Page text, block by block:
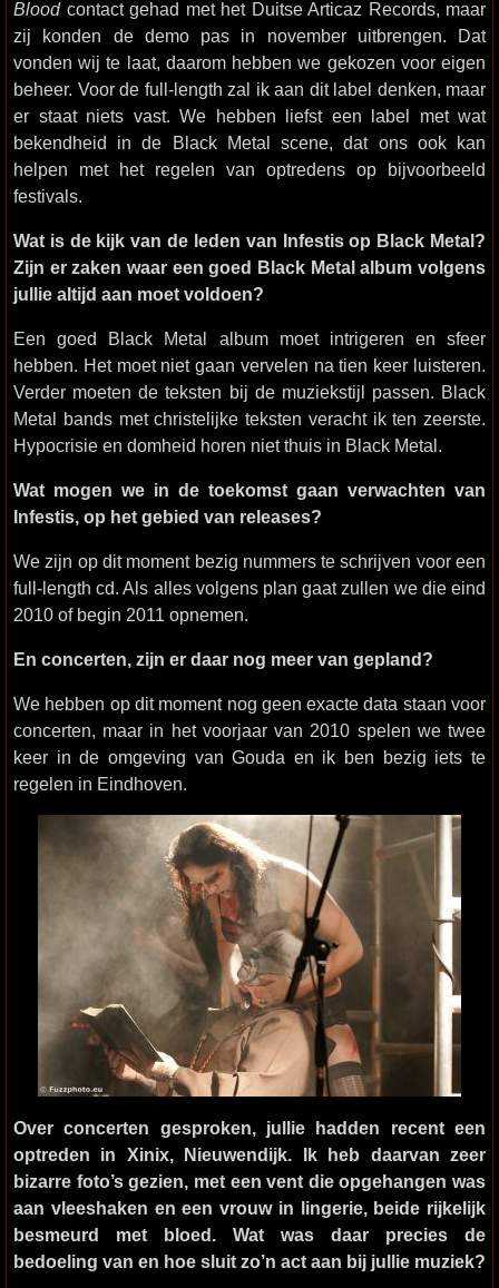
Bloodcontact gehad met het Duitse Articaz Records, maar
zij konden de demo pas in november uitbrengen. Dat
vonden wij te laat, daarom hebben we gekozen voor eigen
beheer. Voor de full-length zal ik aan dit label denken, maar
er staat niets vast. We hebben liefst een label met wat
bekendheid in de Black Metal scene, dat ons ook kan
helpen met het regelen van optredens op bijvoorbeeld
festivals.
Wat is de kijk van de leden van Infestis op Black Metal?
Zijn er zaken waar een goed Black Metal album volgens
jullie altijd aan moet voldoen?
Een goed Black Metal album moet intrigeren en sfeer
hebben. Het moet niet gaan vervelen na tien keer luisteren.
Verder moeten de teksten bij de muziekstijl passen. Black
Metal bands met christelijke teksten veracht ik ten zeerste.
Hypocrisie en domheid horen niet thuis in Black Metal.
Wat mogen we in de toekomst gaan verwachten van
Infestis, op het gebied van releases?
We zijn op dit moment bezig nummers te schrijven voor een
full-length cd. Als alles volgens plan gaat zullen we die eind
2010 of begin 2011 opnemen.
En concerten, zijn er daar nog meer van gepland?
We hebben op dit moment nog geen exacte data staan voor
concerten, maar in het voorjaar van 2010 spelen we twee
keer in de omgeving van Gouda en ik ben bezig iets te
regelen in Eindhoven.
Over concerten gesproken, jullie hadden recent een
optreden in Xinix, Nieuwendijk. Ik heb daarvan zeer
bizarre foto’s gezien, met een vent die opgehangen was
aan vleeshaken en een vrouw in lingerie, beide rijkelijk
besmeurd met bloed. Wat was daar precies de
bedoeling van en hoe sluit zo’n act aan bij jullie muziek?